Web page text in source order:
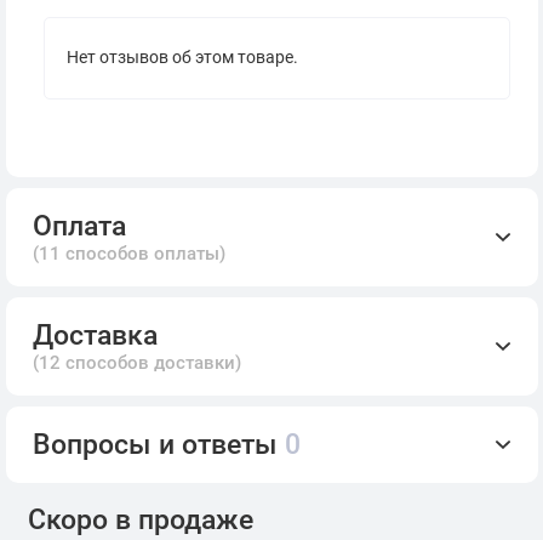
Нет отзывов об этом товаре.
Оплата
(11 способов оплаты)
Доставка
(12 способов доставки)
Вопросы и ответы 0
Скоро в продаже